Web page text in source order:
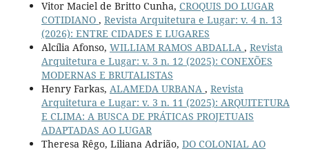
Vitor Maciel de Britto Cunha, CROQUIS DO LUGAR
COTIDIANO , Revista Arquitetura e Lugar: v. 4 n. 13
(2026): ENTRE CIDADES E LUGARES
Alcília Afonso, WILLIAM RAMOS ABDALLA , Revista
Arquitetura e Lugar: v. 3 n. 12 (2025): CONEXÕES
MODERNAS E BRUTALISTAS
Henry Farkas, ALAMEDA URBANA , Revista
Arquitetura e Lugar: v. 3 n. 11 (2025): ARQUITETURA
E CLIMA: A BUSCA DE PRÁTICAS PROJETUAIS
ADAPTADAS AO LUGAR
Theresa Rêgo, Liliana Adrião, DO COLONIAL AO